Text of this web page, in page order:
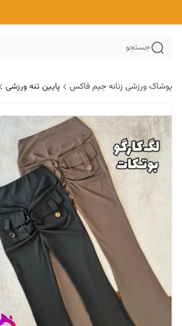
جستجو
پوشاک ورزشی زنانه جیم فاکس پایین تنه ورزشی